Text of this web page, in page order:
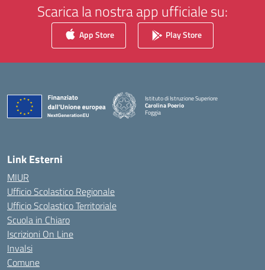
Scarica la nostra app ufficiale su:
App Store Play Store
Istituto di Istruzione Superiore
Carolina Poerio
Foggia
— Visita la pagina iniziale della scuola
Link Esterni
MIUR
Ufficio Scolastico Regionale
Ufficio Scolastico Territoriale
Scuola in Chiaro
Iscrizioni On Line
Invalsi
Comune